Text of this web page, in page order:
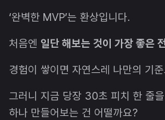
‘완벽한 MVP’는 환상입니다.
처음엔 일단 해보는 것이 가장 좋은
경험이 쌓이면 자연스레 나만의 기
그러니 지금 당장 30초 피치 한 줄을
하나 만들어보는 건 어떨까요?